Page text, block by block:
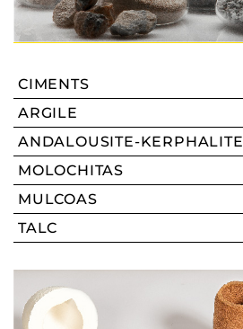
CIMENTS
ARGILE
ANDALOUSITE-KERPHALITE
MOLOCHITAS
MULCOAS
TALC